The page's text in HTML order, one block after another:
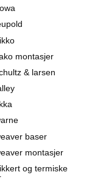
montasjer
& larsen
baser
montasjer
og termiske